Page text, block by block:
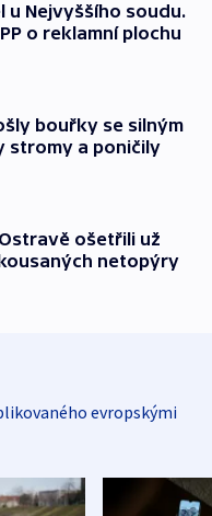
u Nejvyššího soudu.
o reklamní plochu
bouřky se silným
stromy a poničily
ošetřili už
netopýry
evropskými